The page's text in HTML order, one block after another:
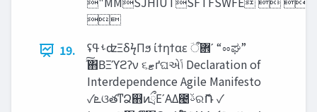

19.
ʢࢀߟʣΞδϟΠϧ ίϯηϯαε ؔ܎ऀʹ “ೲಘ”
ͯ͠΋Β͏Ξϓϩʔν ૬‫ޓ‬ґଘએ‫ݴ‬ Declaration of
Interdependence Agile Manifesto
✓‫ܧ‬ଓతͳՁ஋ͷྲྀΕʹΑΔ౤ࢿରޮՌ ✓